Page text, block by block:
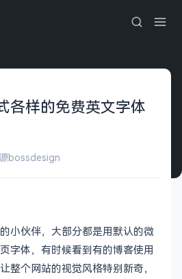
各样的免费英文字体
bossdesign
小伙伴，大部分都是用默认的微
字体，有时候看到有的博客使用
整个网站的视觉风格特别新奇，